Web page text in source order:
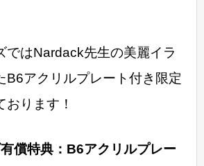
ではNardack先生の美麗イラ
B6アクリルプレート付き限定
おります！
有償特典：B6アクリルプレー